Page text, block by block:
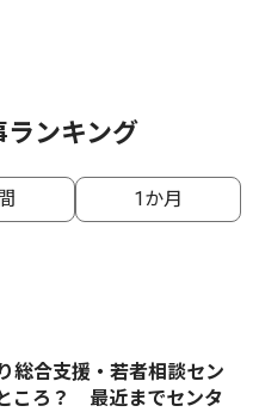
ランキング
1か月
総合支援・若者相談セン
ころ？ 最近までセンタ